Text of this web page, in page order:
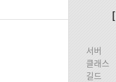
서버
클래스
길드